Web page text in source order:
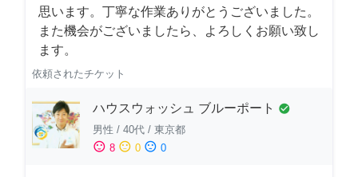
思います。丁寧な作業ありがとうございました。
また機会がございましたら、よろしくお願い致し
ます。
依頼されたチケット
ハウスウォッシュ ブルーポート check_circle
男性 / 40代 / 東京都
sentiment_satisfied 8 sentiment_neutral 0 sentiment_dissatisfied 0